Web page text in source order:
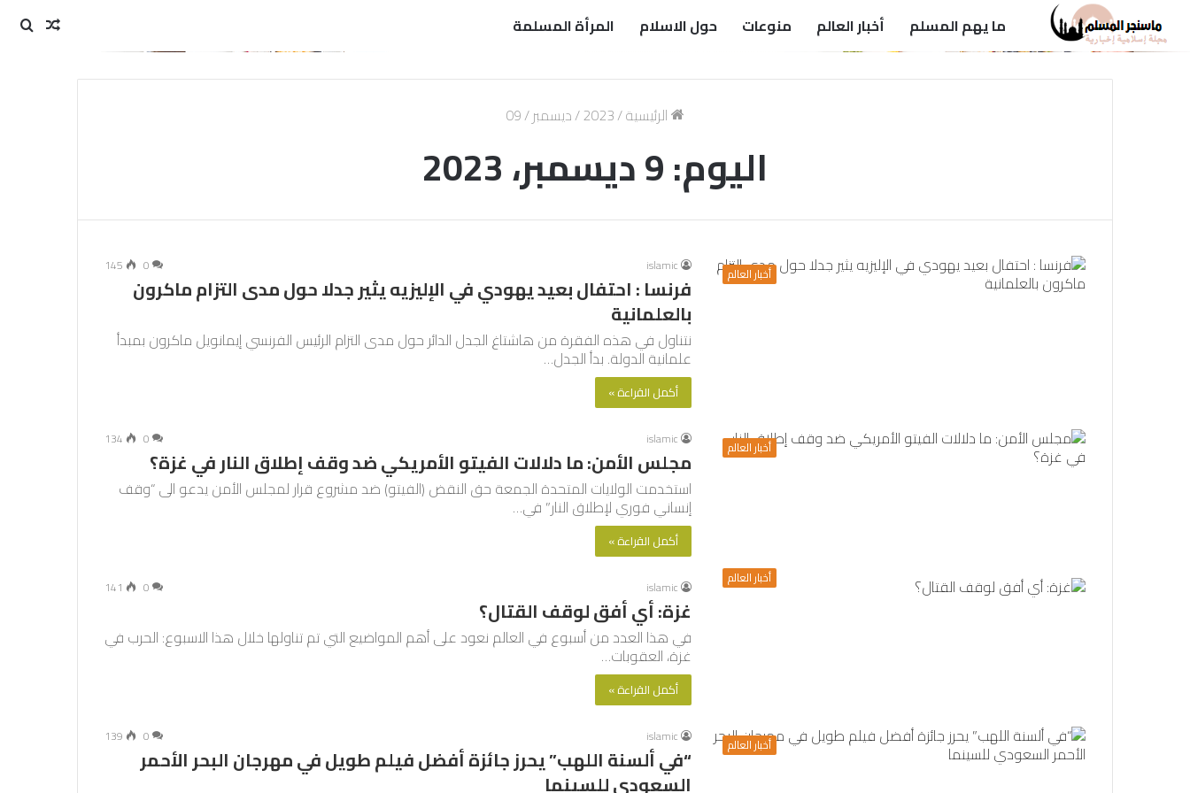
ما يهم المسلم أخبار العالم منوعات حول الاسلام المرأة المسلمة
مقال
الرئيسية/
2023
/ديسمبر/
09
اليوم:9 ديسمبر، 2023
أخبار العالم islamic
0
145
فرنسا : احتفال بعيد يهودي في الإليزيه يثير جدلا حول مدى التزام ماكرون
بالعلمانية
نتناول في هذه الفقرة من هاشتاغ الجدل الدائر حول مدى التزام الرئيس الفرنسي إيمانويل ماكرون بمبدأ
علمانية الدولة. بدأ الجدل…
أكمل القراءة »
أخبار العالم islamic
0
134
مجلس الأمن: ما دلالات الفيتو الأمريكي ضد وقف إطلاق النار في غزة؟
استخدمت الولايات المتحدة الجمعة حق النقض (الفيتو) ضد مشروع قرار لمجلس الأمن يدعو الى “وقف
إنساني فوري لإطلاق النار” في…
أكمل القراءة »
أخبار العالم islamic
0
141
غزة: أي أفق لوقف القتال؟
في هذا العدد من أسبوع في العالم نعود على أهم المواضيع التي تم تناولها خلال هذا الاسبوع: الحرب في
غزة، العقوبات…
أكمل القراءة »
أخبار العالم islamic
0
139
“في ألسنة اللهب” يحرز جائزة أفضل فيلم طويل في مهرجان البحر الأحمر
السعودي للسينما